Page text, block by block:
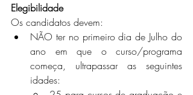
Elegibilidade
Os candidatos devem:
NÃO ter no primeiro dia de Julho do
ano em que o curso/programa
começa, ultrapassar as seguintes
idades: